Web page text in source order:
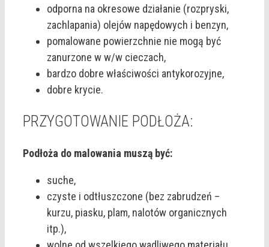
odporna na okresowe działanie (rozpryski,
zachlapania) olejów napędowych i benzyn,
pomalowane powierzchnie nie mogą być
zanurzone w w/w cieczach,
bardzo dobre właściwości antykorozyjne,
dobre krycie.
PRZYGOTOWANIE PODŁOŻA:
Podłoża do malowania muszą być:
suche,
czyste i odtłuszczone (bez zabrudzeń –
kurzu, piasku, plam, nalotów organicznych
itp.),